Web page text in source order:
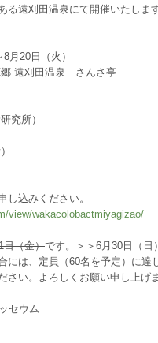
る遠刈田温泉にて開催いたしま
月20日（火）
郷 遠刈田温泉 さんさ亭
究所）
し込みください。
view/wakacolobactmiyagizao/
日（金）です。＞＞6月30日（日
には、定員（60名を予定）に達
さい。よろしくお願い申し上げま
セウム